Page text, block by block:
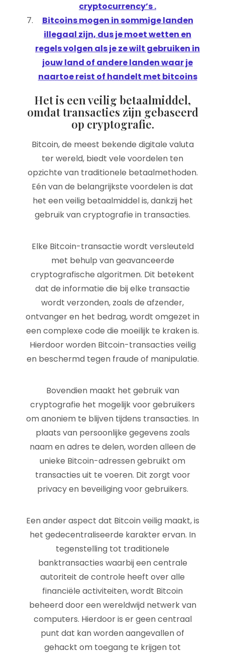
cryptocurrency’s .
Bitcoins mogen in sommige landen
illegaal zijn, dus je moet wetten en
regels volgen als je ze wilt gebruiken in
jouw land of andere landen waar je
naartoe reist of handelt met bitcoins
Het is een veilig betaalmiddel,
omdat transacties zijn gebaseerd
op cryptografie.
Bitcoin, de meest bekende digitale valuta
ter wereld, biedt vele voordelen ten
opzichte van traditionele betaalmethoden.
Eén van de belangrijkste voordelen is dat
het een veilig betaalmiddel is, dankzij het
gebruik van cryptografie in transacties.
Elke Bitcoin-transactie wordt versleuteld
met behulp van geavanceerde
cryptografische algoritmen. Dit betekent
dat de informatie die bij elke transactie
wordt verzonden, zoals de afzender,
ontvanger en het bedrag, wordt omgezet in
een complexe code die moeilijk te kraken is.
Hierdoor worden Bitcoin-transacties veilig
en beschermd tegen fraude of manipulatie.
Bovendien maakt het gebruik van
cryptografie het mogelijk voor gebruikers
om anoniem te blijven tijdens transacties. In
plaats van persoonlijke gegevens zoals
naam en adres te delen, worden alleen de
unieke Bitcoin-adressen gebruikt om
transacties uit te voeren. Dit zorgt voor
privacy en beveiliging voor gebruikers.
Een ander aspect dat Bitcoin veilig maakt, is
het gedecentraliseerde karakter ervan. In
tegenstelling tot traditionele
banktransacties waarbij een centrale
autoriteit de controle heeft over alle
financiële activiteiten, wordt Bitcoin
beheerd door een wereldwijd netwerk van
computers. Hierdoor is er geen centraal
punt dat kan worden aangevallen of
gehackt om toegang te krijgen tot